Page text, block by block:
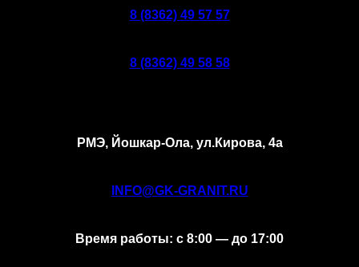
8 (8362) 49 57 57
8 (8362) 49 58 58
РМЭ, Йошкар-Ола, ул.Кирова, 4а
INFO@GK-GRANIT.RU
Время работы: с 8:00 — до 17:00